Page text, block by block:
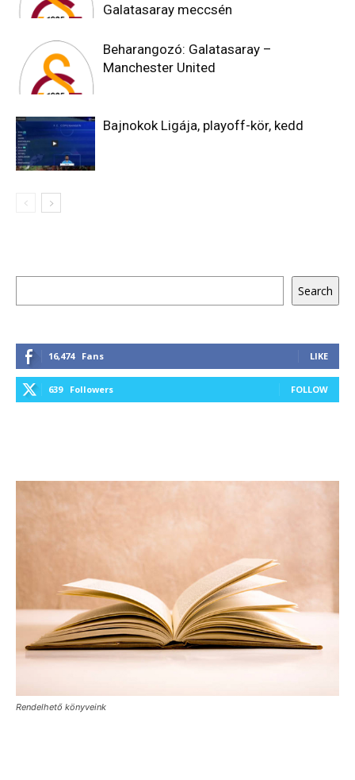
Galatasaray meccsén
Beharangozó: Galatasaray –
Manchester United
Bajnokok Ligája, playoff-kör, kedd
Search
16,474 Fans LIKE
639 Followers FOLLOW
Rendelhető könyveink